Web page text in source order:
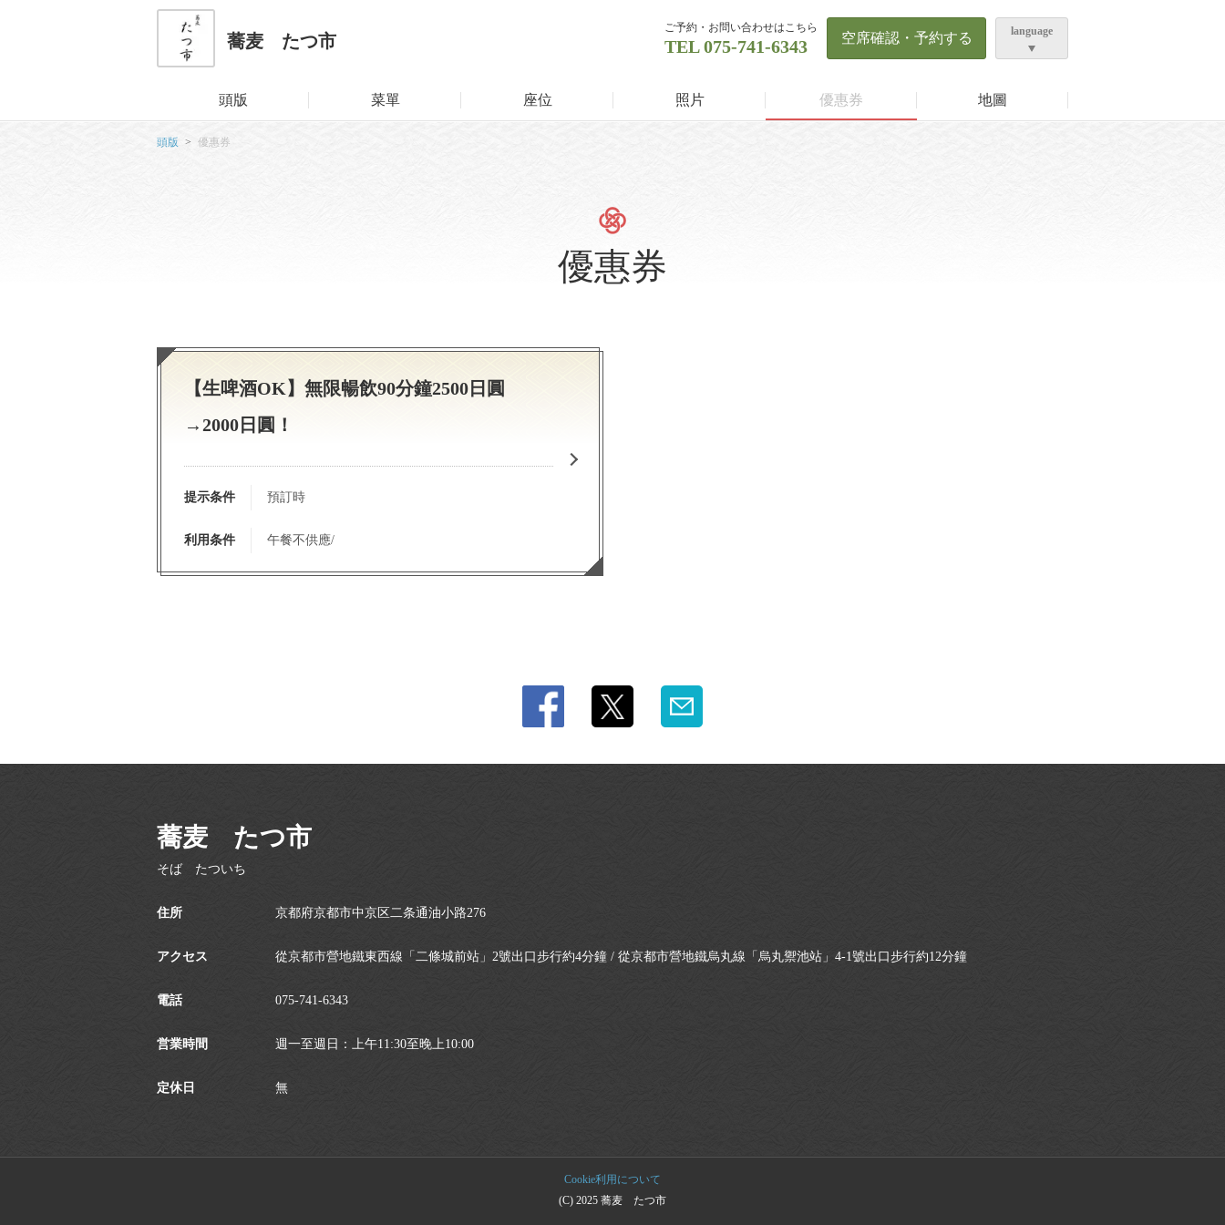
蕎麦 たつ市
ご予約・お問い合わせはこちら
TEL075-741-6343 空席確認・予約する language
頭版 菜單 座位 照片 優惠券 地圖
頭版 優惠券
優惠券
【生啤酒OK】無限暢飲90分鐘2500日圓
→2000日圓！
提示条件 預訂時
利用条件 午餐不供應/
蕎麦 たつ市
そば たついち
住所 京都府京都市中京区二条通油小路276
アクセス 從京都市營地鐵東西線「二條城前站」2號出口步行約4分鐘 / 從京都市營地鐵烏丸線「烏丸禦池站」4-1號出口步行約12分鐘
電話 075-741-6343
営業時間 週一至週日：上午11:30至晚上10:00
定休日 無
Cookie利用について
(C) 2025 蕎麦 たつ市